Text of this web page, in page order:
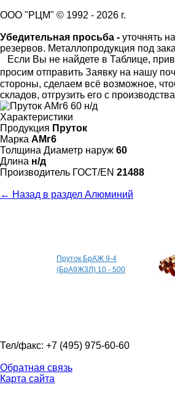
ООО "РЦМ" © 1992 - 2026 г.
Убедительная просьба - уточнять
резервов. Металлопродукция под
Если Вы не найдете в Таблице,
просим отправить Заявку на нашу
стороны, сделаем всё возможное,
складов, отгрузить его с
Характеристики
Продукция Пруток
Марка АМг6
Толщина Диаметр наруж 60
Длина н/д
Произво­дитель ГОСТ/EN 21488
← Назад в раздел Алюминий
Пруток БрАЖ 9-4
(БрА9Ж3Л) 10 - 500
Тел/факс: +7 (495) 975-60-60
Обратная связь
Карта сайта